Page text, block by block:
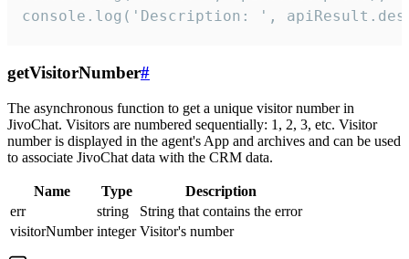
console.log('Description: ',
getVisitorNumber#
The asynchronous function to get a unique visitor number in
JivoChat. Visitors are numbered sequentially: 1, 2, 3, etc. Visitor
number is displayed in the agent's App and archives and can be used
to associate JivoChat data with the CRM data.
Name Type
Description
err
string
String that contains the error
visitorNumber integer Visitor's number